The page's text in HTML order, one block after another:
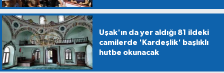
Uşak'ın da yer aldığı 81 ildeki
camilerde 'Kardeşlik' başlıklı
hutbe okunacak